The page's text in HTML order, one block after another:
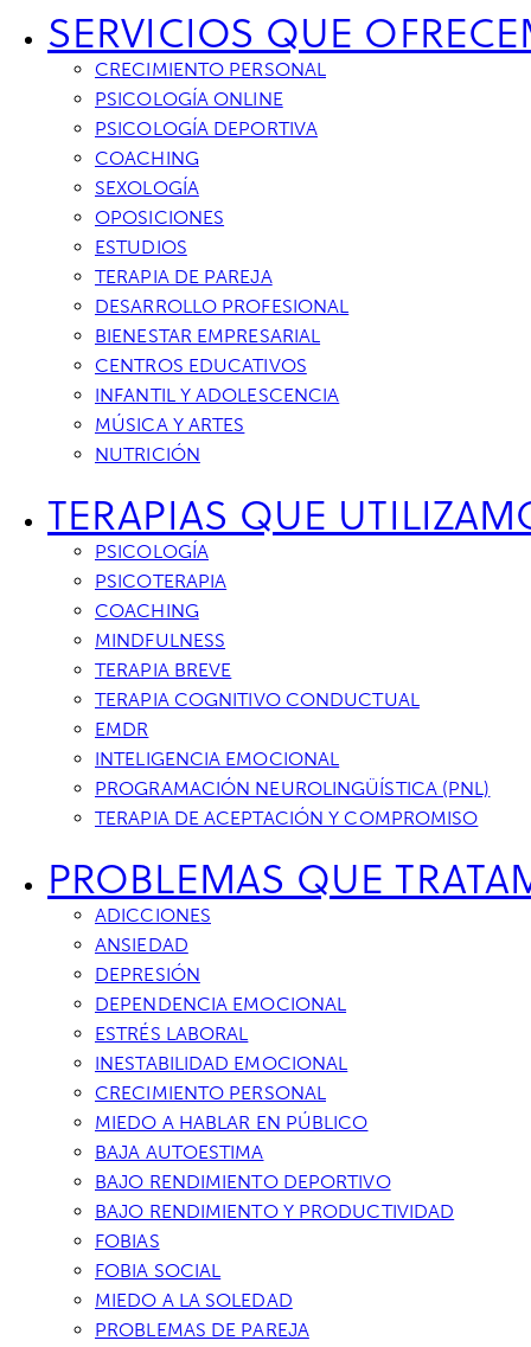
SERVICIOS QUE
CRECIMIENTO PERSONAL
PSICOLOGÍA ONLINE
PSICOLOGÍA DEPORTIVA
COACHING
SEXOLOGÍA
OPOSICIONES
ESTUDIOS
TERAPIA DE PAREJA
DESARROLLO PROFESIONAL
BIENESTAR EMPRESARIAL
CENTROS EDUCATIVOS
INFANTIL Y ADOLESCENCIA
MÚSICA Y ARTES
NUTRICIÓN
TERAPIAS QUE
PSICOLOGÍA
PSICOTERAPIA
COACHING
MINDFULNESS
TERAPIA BREVE
TERAPIA COGNITIVO CONDUCTUAL
EMDR
INTELIGENCIA EMOCIONAL
PROGRAMACIÓN NEUROLINGÜÍSTICA (PNL)
TERAPIA DE ACEPTACIÓN Y COMPROMISO
PROBLEMAS QUE
ADICCIONES
ANSIEDAD
DEPRESIÓN
DEPENDENCIA EMOCIONAL
ESTRÉS LABORAL
INESTABILIDAD EMOCIONAL
CRECIMIENTO PERSONAL
MIEDO A HABLAR EN PÚBLICO
BAJA AUTOESTIMA
BAJO RENDIMIENTO DEPORTIVO
BAJO RENDIMIENTO Y PRODUCTIVIDAD
FOBIAS
FOBIA SOCIAL
MIEDO A LA SOLEDAD
PROBLEMAS DE PAREJA